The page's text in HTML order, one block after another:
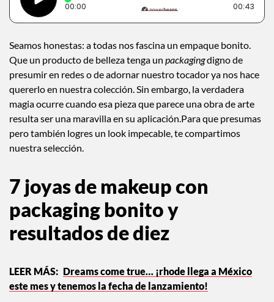
00:00 Tiempo transcurrido: 0 segundos 00:43
Seamos honestas: a todas nos fascina un empaque bonito.
Que un producto de belleza tenga un packagingdigno de
presumir en redes o de adornar nuestro tocador ya nos hace
quererlo en nuestra colección. Sin embargo, la verdadera
magia ocurre cuando esa pieza que parece una obra de arte
resulta ser una maravilla en su aplicación.Para que presumas
pero también logres un look impecable, te compartimos
nuestra selección.
7 joyas de makeup con
packaging bonito y
resultados de diez
Dreams come true… ¡rhode llega a México
este mes y tenemos la fecha de lanzamiento!